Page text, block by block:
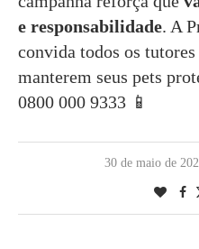
e responsabilidade. A
convida todos os
manterem seus pets
0800 000 9333 📱
30 de maio de